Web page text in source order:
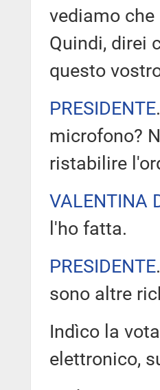
vediamo
Quindi, direi
questo
PRESIDENTE
microfono?
ristabilire
VALENTINA
l'ho fatta.
PRESIDENTE
sono altre
Indìco la
elettronico,